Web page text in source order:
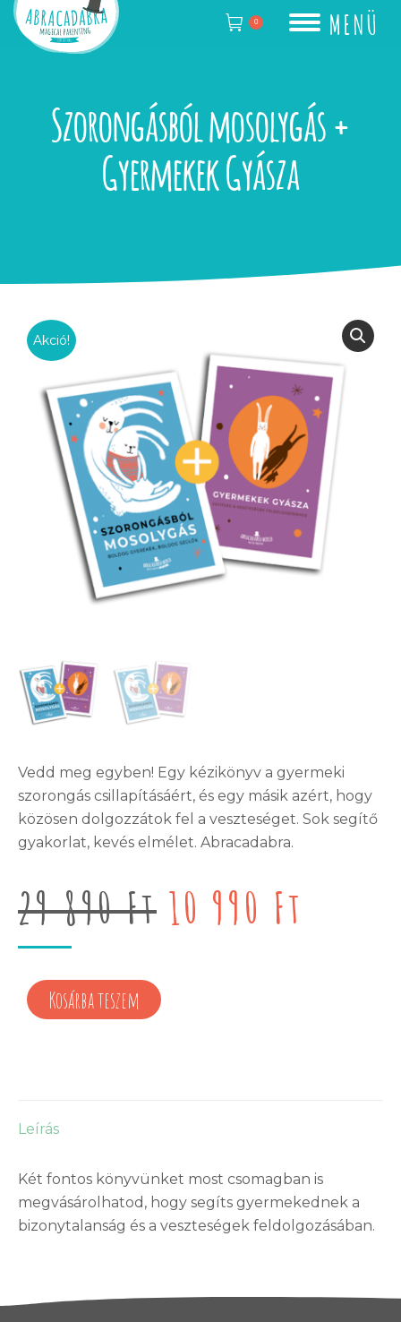
MENÜ
0
Szorongásból mosolygás +
Gyermekek Gyásza
Akció!
Vedd meg egyben! Egy kézikönyv a gyermeki
szorongás csillapításáért, és egy másik azért, hogy
közösen dolgozzátok fel a veszteséget. Sok segítő
gyakorlat, kevés elmélet. Abracadabra.
29 890Ft Original
10 990 Ft
Kosárba teszem
Leírás
Két fontos könyvünket most csomagban is
megvásárolhatod, hogy segíts gyermekednek a
bizonytalanság és a veszteségek feldolgozásában.